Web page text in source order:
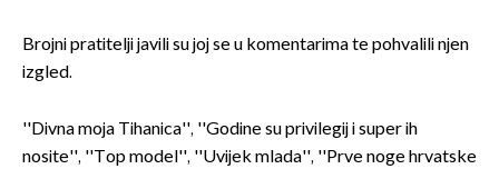
Brojni pratitelji javili su joj se u komentarima te pohvalili njen
izgled.
''Divna moja Tihanica'', ''Godine su privilegij i super ih
nosite'', ''Top model'', ''Uvijek mlada'', ''Prve noge hrvatske